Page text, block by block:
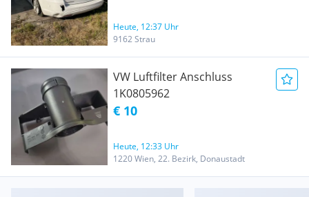
Heute, 12:37 Uhr
9162 Strau
VW Luftfilter Anschluss
1K0805962
€ 10
Heute, 12:33 Uhr
1220 Wien, 22. Bezirk, Donaustadt